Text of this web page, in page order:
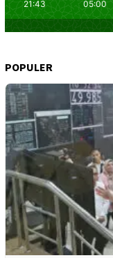
POPULER